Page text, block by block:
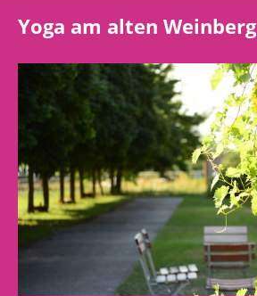
Yoga am alten Weinberg